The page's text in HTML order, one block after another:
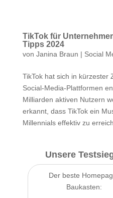
TikTok für
Tipps 2024
von Janina Braun | Social
TikTok hat sich in kürzester
Social-Media-Plattformen
Milliarden aktiven Nutzern
erkannt, dass TikTok ein
Millennials effektiv zu
Unsere
Der beste
Baukasten: